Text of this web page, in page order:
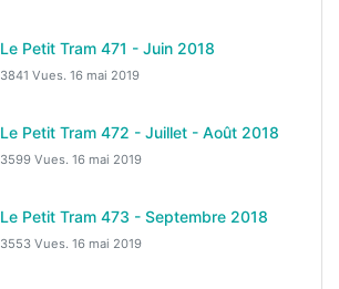
Le Petit Tram 471 - Juin 2018
3841 Vues. 16 mai 2019
Le Petit Tram 472 - Juillet - Août 2018
3599 Vues. 16 mai 2019
Le Petit Tram 473 - Septembre 2018
3553 Vues. 16 mai 2019